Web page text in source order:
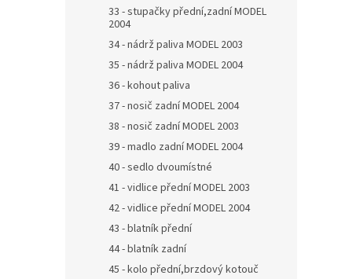
33 - stupačky přední,zadní MODEL
2004
34 - nádrž paliva MODEL 2003
35 - nádrž paliva MODEL 2004
36 - kohout paliva
37 - nosič zadní MODEL 2004
38 - nosič zadní MODEL 2003
39 - madlo zadní MODEL 2004
40 - sedlo dvoumístné
41 - vidlice přední MODEL 2003
42 - vidlice přední MODEL 2004
43 - blatník přední
44 - blatník zadní
45 - kolo přední,brzdový kotouč